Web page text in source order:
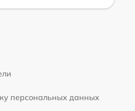
персональных данных